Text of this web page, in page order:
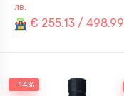
лв.
€ 255.13 / 498.99
-14%